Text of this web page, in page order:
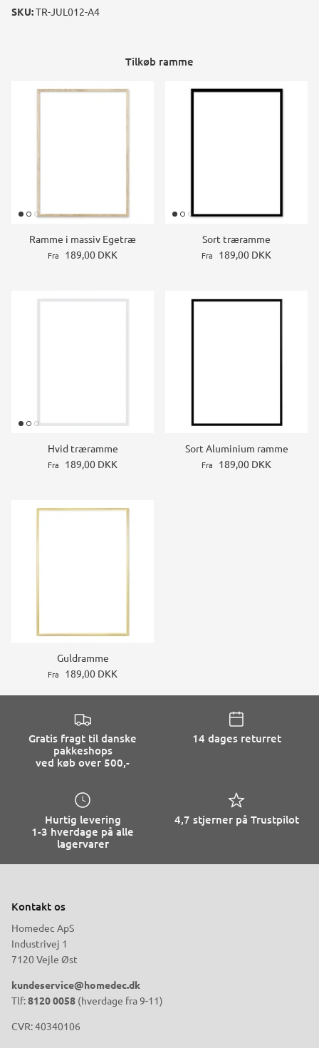
SKU:TR-JUL012-A4
Tilkøb ramme
Ramme i massiv Egetræ
Fra 189,00 DKK
Sort træramme
Fra 189,00 DKK
Hvid træramme
Fra 189,00 DKK
Sort Aluminium ramme
Fra 189,00 DKK
Guldramme
Fra 189,00 DKK
Gratis fragt til danske
pakkeshops
ved køb over 500,-
14 dages returret
Hurtig levering
1-3 hverdage på alle
lagervarer
4,7 stjerner på Trustpilot
Kontakt os
Homedec ApS
Industrivej 1
7120 Vejle Øst
kundeservice@homedec.dk
Tlf:8120 0058 (hverdage fra 9-11)
CVR: 40340106